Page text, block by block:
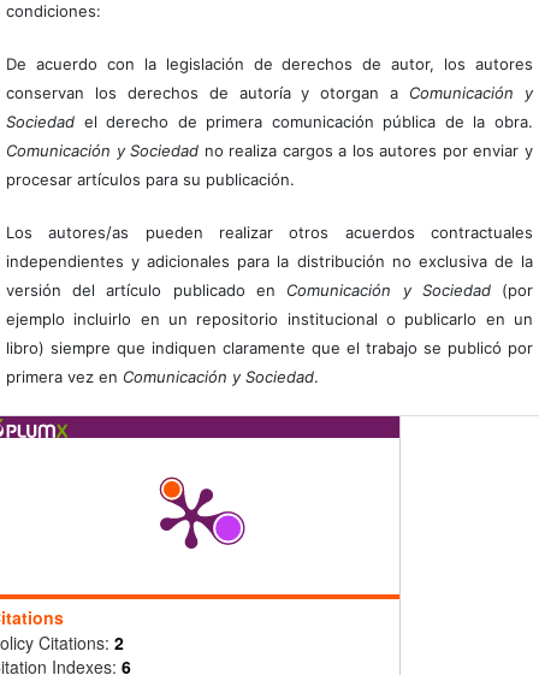
condiciones:
De acuerdo con la legislación de derechos de autor, los autores
conservan los derechos de autoría y otorgan a Comunicación y
Sociedadel derecho de primera comunicación pública de la obra.
Comunicación y Sociedad no realiza cargos a los autores por enviar y
procesar artículos para su publicación.
Los autores/as pueden realizar otros acuerdos contractuales
independientes y adicionales para la distribución no exclusiva de la
versión del artículo publicado en Comunicación y Sociedad(por
ejemplo incluirlo en un repositorio institucional o publicarlo en un
libro) siempre que indiquen claramente que el trabajo se publicó por
primera vez en Comunicación y Sociedad.
Citations: 2
Indexes: 6